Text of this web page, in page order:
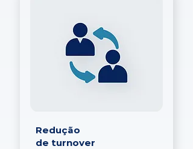
Redução
de turnover